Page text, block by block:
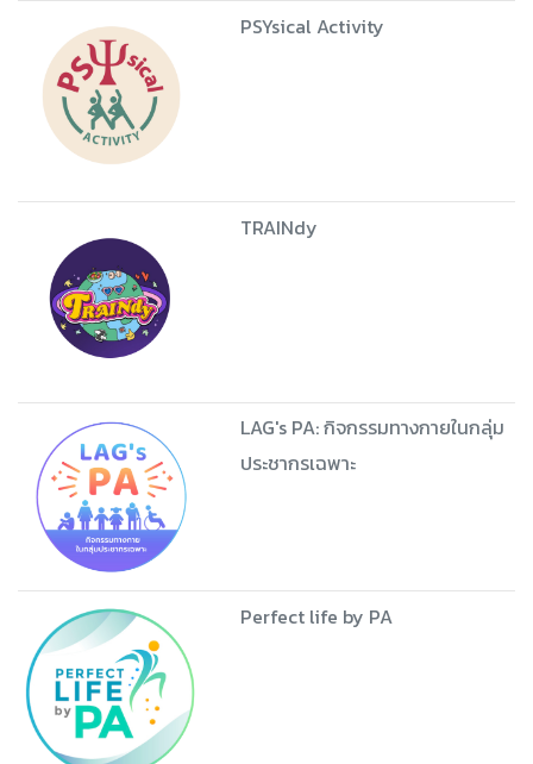
PSYsical Activity
TRAINdy
LAG's PA: กิจกรรมทางกายในกลุ่ม
ประชากรเฉพาะ
Perfect life by PA